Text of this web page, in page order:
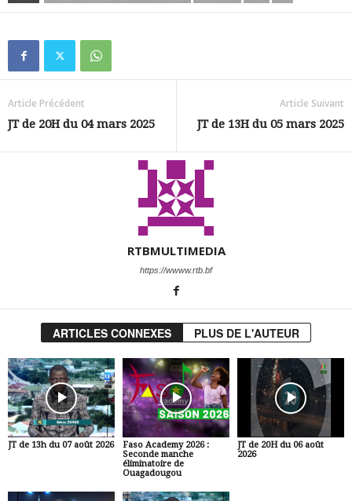
Article Précédent
JT de 20H du 04 mars 2025
Article Suivant
JT de 13H du 05 mars 2025
RTBMULTIMEDIA
https://wwww.rtb.bf
ARTICLES CONNEXES PLUS DE L'AUTEUR
JT de 13h du 07 août 2026
Faso Academy 2026 :
Seconde manche
éliminatoire de
Ouagadougou
JT de 20H du 06 août
2026